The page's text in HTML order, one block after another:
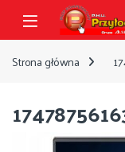
Przejdź do nawigacji
Przejdź do treści
Open
Strona główna